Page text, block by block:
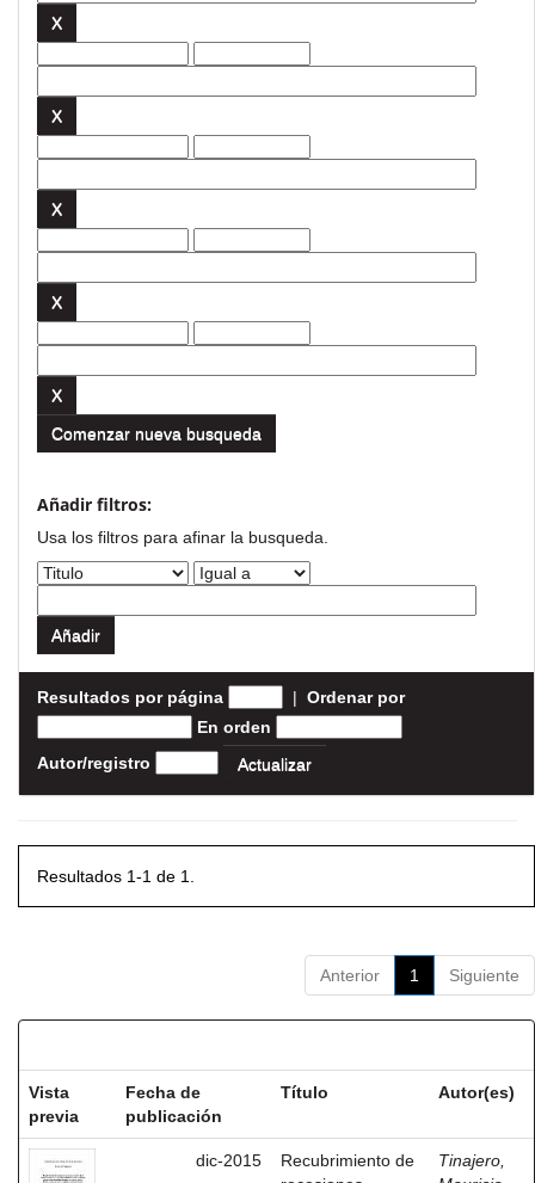
Comenzar nueva busqueda
Añadir filtros:
Usa los filtros para afinar la busqueda.
Resultados por página | Ordenar por
En orden
Autor/registro
Resultados 1-1 de 1.
Anterior 1 Siguiente
Vista
previa
Fecha de
publicación
Título Autor(es)
dic-2015
Recubrimiento de
Tinajero,